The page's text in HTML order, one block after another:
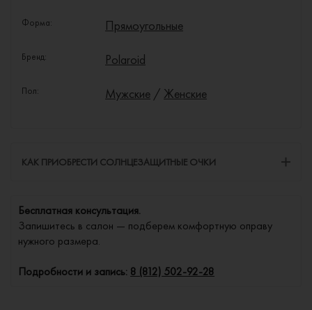
Форма: Прямоугольные
Бренд: Polaroid
Пол: Мужские / Женские
КАК ПРИОБРЕСТИ СОЛНЦЕЗАЩИТНЫЕ ОЧКИ
Бесплатная консультация.
Запишитесь в салон — подберем комфортную оправу
нужного размера.
Подробности и запись: 8 (812) 502-92-28